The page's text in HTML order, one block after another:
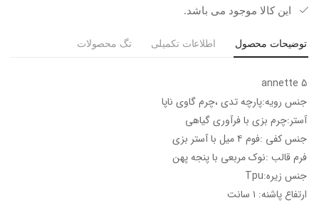
این کالا موجود می باشد.
توضیحات محصول اطلاعات تکمیلی تگ محصولات
annette 5
جنس رویه:پارچه تدی ،چرم گاوی ناپا
آستر:چرم بزی با فرآوری گیاهی
جنس کفی :فوم ۴ میل با آستر بزی
فرم قالب :نوک مربعی با پنجه پهن
جنس زیره:Tpu
ارتفاع پاشنه: ۱ سانت